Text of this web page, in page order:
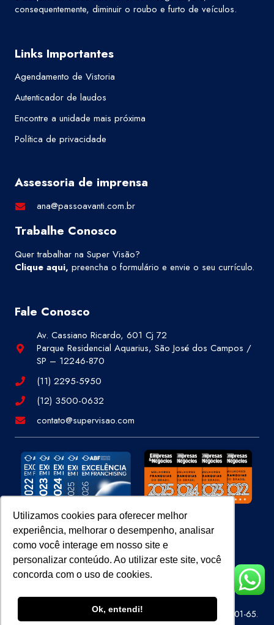
Utilizamos cookies para oferecer melhor
experiência, melhorar o desempenho, analisar
como você interage em nosso site e
personalizar conteúdo. Ao utilizar este site, você
concorda com o uso de cookies.
Ok, entendi!
consequentemente, diminuir o roubo e furto de veículos.
Links Importantes
Agendamento de Vistoria
Autenticador de laudos
Encontre a unidade mais próxima
Política de privacidade
Assessoria de imprensa
ana@passoavanti.com.br
Trabalhe Conosco
Quer trabalhar na Super Visão?
Clique aqui, preencha o formulário e envie o seu currículo.
Fale Conosco
Av. Cassiano Ricardo, 601 Cj 72
Parque Residencial Aquarius, São José dos Campos /
SP – 12246-870
(11) 2295-5950
(12) 3500-0632
contato@supervisao.com
Site 100% Seguro
Super Visão Perícias e Vistorias Ltda – CNPJ 07.686.414/0001-65.